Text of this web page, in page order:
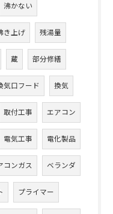
沸かない
き上げ 残湯量
蔵 部分修繕
気口フード 換気
取付工事 エアコン
電気工事 電化製品
コンガス ベランダ
プライマー